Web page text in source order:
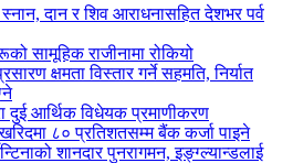
दान र शिव आराधनासहित देशभर पर्व
सामूहिक राजीनामा रोकियो
क्षमता विस्तार गर्ने सहमति, निर्यात
दुई आर्थिक विधेयक प्रमाणीकरण
८० प्रतिशतसम्म बैंक कर्जा पाइने
शानदार पुनरागमन, इङ्ग्ल्यान्डलाई